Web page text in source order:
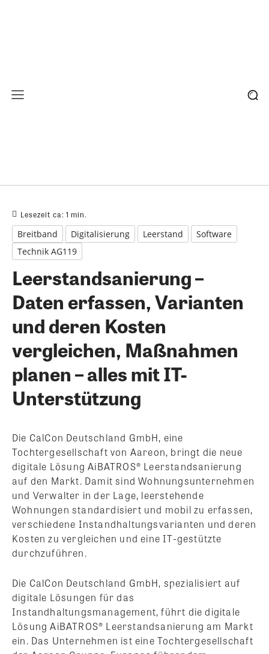
Lesezeit ca: 1 min.
Breitband Digitalisierung Leerstand
Software
Technik AG119
Leerstandsanierung –
Daten erfassen, Varianten
und deren Kosten
vergleichen, Maßnahmen
planen – alles mit IT-
Unterstützung
Die CalCon Deutschland GmbH, eine
Tochtergesellschaft von Aareon, bringt die neue
digitale Lösung AiBATROS® Leerstandsanierung
auf den Markt. Damit sind Wohnungsunternehmen
und Verwalter in der Lage, leerstehende
Wohnungen standardisiert und mobil zu erfassen,
verschiedene Instandhaltungsvarianten und deren
Kosten zu vergleichen und eine IT-gestützte
durchzuführen.
Die CalCon Deutschland GmbH, spezialisiert auf
digitale Lösungen für das
Instandhaltungsmanagement, führt die digitale
Lösung AiBATROS® Leerstandsanierung am Markt
ein. Das Unternehmen ist eine Tochtergesellschaft